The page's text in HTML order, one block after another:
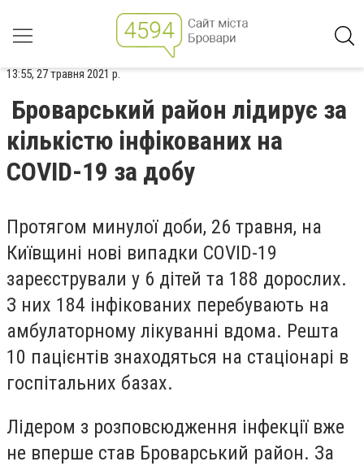
13:55, 27 травня 2021 р.
Броварський район лідирує за
кількістю інфікованих на
COVID-19 за добу
Протягом минулої доби, 26 травня, на
Київщині нові випадки COVID-19
зареєстрували у 6 дітей та 188 дорослих.
З них 184 інфікованих перебувають на
амбулаторному лікуванні вдома. Решта
10 пацієнтів знаходяться на стаціонарі в
госпітальних базах.
Лідером з розповсюдження інфекції вже
не вперше став Броварський район. За